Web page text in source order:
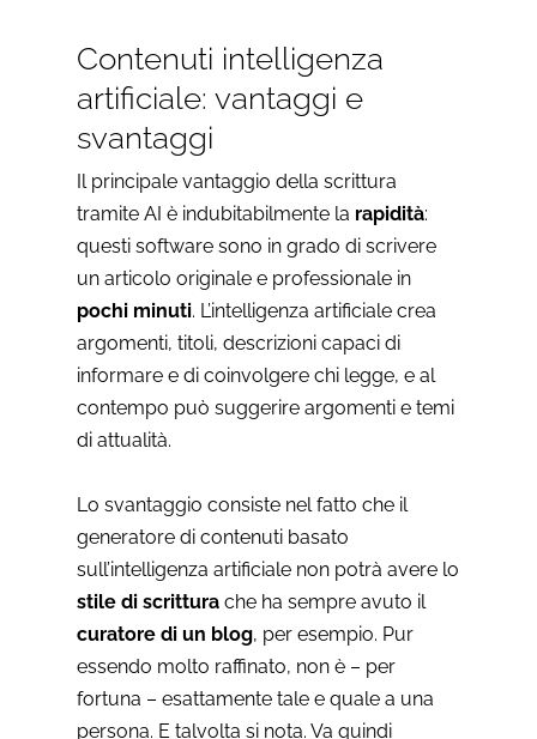
Contenuti intelligenza
artificiale: vantaggi e
svantaggi
Il principale vantaggio della scrittura
tramite AI è indubitabilmente la rapidità:
questi software sono in grado di scrivere
un articolo originale e professionale in
pochi minuti. L’intelligenza artificiale crea
argomenti, titoli, descrizioni capaci di
informare e di coinvolgere chi legge, e al
contempo può suggerire argomenti e temi
di attualità.
Lo svantaggio consiste nel fatto che il
generatore di contenuti basato
sull’intelligenza artificiale non potrà avere lo
stile di scrittura che ha sempre avuto il
curatore di un blog, per esempio. Pur
essendo molto raffinato, non è – per
fortuna – esattamente tale e quale a una
persona. E talvolta si nota. Va quindi